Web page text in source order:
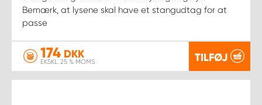
Bemærk, at lysene skal have et stangudtag for at
passe
174 DKK
EKSKL. 25 % MOMS TILFØJ